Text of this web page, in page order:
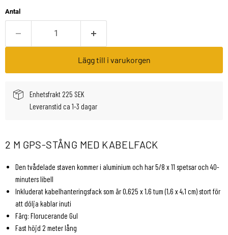
Antal
Lägg till i varukorgen
Enhetsfrakt 225 SEK
Leveranstid ca 1-3 dagar
2 M GPS-STÅNG MED KABELFACK
Den tvådelade staven kommer i aluminium och har 5/8 x 11 spetsar och 40-
minuters libell
Inkluderat kabelhanteringsfack som är 0,625 x 1,6 tum (1,6 x 4,1 cm) stort för
att dölja kablar inuti
Färg: Florucerande Gul
Fast höjd 2 meter lång